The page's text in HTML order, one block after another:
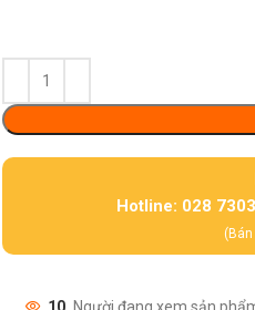
Hotline: 028